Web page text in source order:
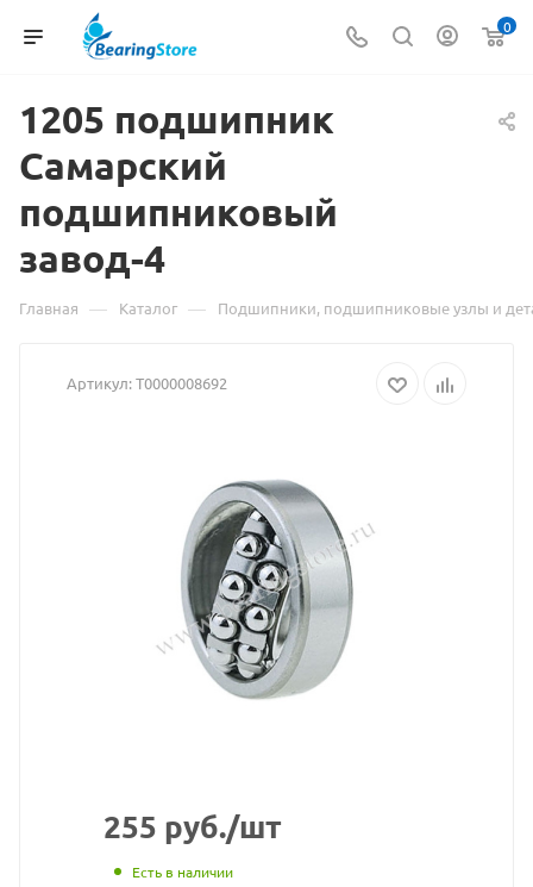
0
1205 подшипник
Самарский
о
1205
Самарский
завод-4
взят
с
сайта
https://
по
разрешения
владельца
подшипниковый
завод-4
Главная — Каталог — Подшипники, подшипниковые узлы и
Артикул:Т0000008692
255 руб./шт
Есть в наличии